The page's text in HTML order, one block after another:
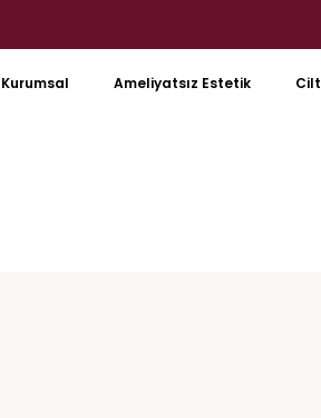
Kurumsal Ameliyatsız Estetik